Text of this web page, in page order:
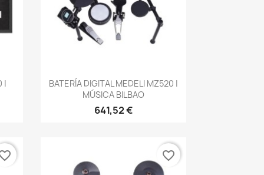
|
Vista rápida
BATERÍA DIGITAL MEDELI MZ520 |
MÚSICA BILBAO
641,52 €
favorite_border